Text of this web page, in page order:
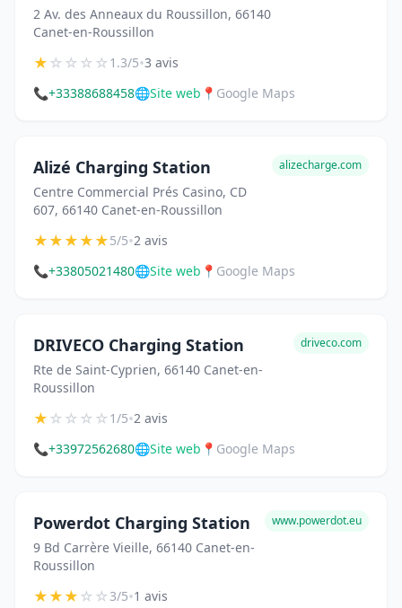
2 Av. des Anneaux du Roussillon, 66140
Canet-en-Roussillon
★☆☆☆☆1.3/5•3 avis
📞+33388688458🌐Site web 📍 Google Maps
Alizé Charging Station
Centre Commercial Prés Casino, CD
607, 66140 Canet-en-Roussillon
alizecharge.com
★★★★★5/5•2 avis
📞+33805021480🌐Site web 📍 Google Maps
DRIVECO Charging Station
Rte de Saint-Cyprien, 66140 Canet-en-
Roussillon
driveco.com
★☆☆☆☆1/5•2 avis
📞+33972562680🌐Site web 📍 Google Maps
Powerdot Charging Station
9 Bd Carrère Vieille, 66140 Canet-en-
Roussillon
www.powerdot.eu
★★★☆☆3/5•1 avis